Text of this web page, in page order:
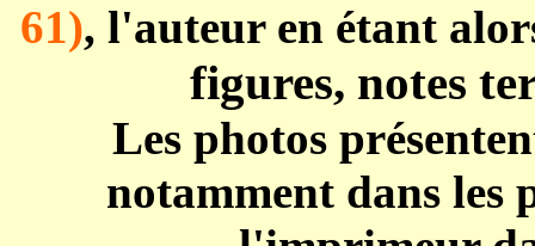
61), l'auteur en étant
figures, notes
Les photos
notamment dans les